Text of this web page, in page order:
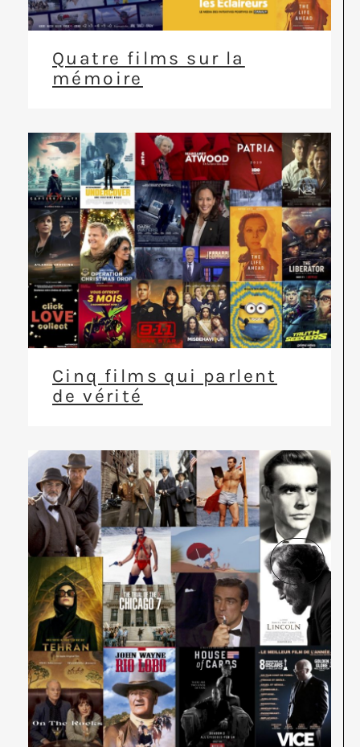
Quatre films sur la
mémoire
Cinq films qui parlent
de vérité